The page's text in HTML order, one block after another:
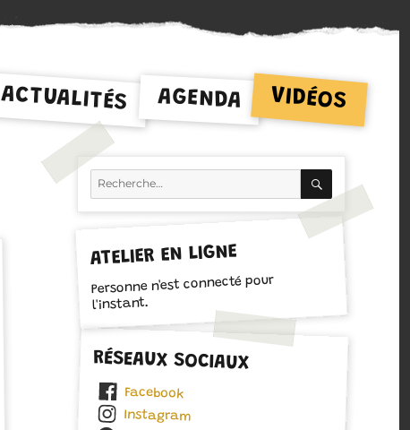
ACTUALITÉS AGENDA VIDÉOS
Recherche
ATELIER EN LIGNE
Personne n'est connecté pour
l'instant.
RÉSEAUX SOCIAUX
Facebook
Instagram